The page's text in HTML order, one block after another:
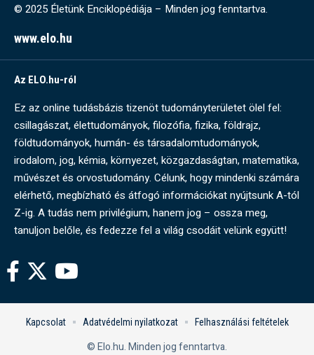
© 2025 Életünk Enciklopédiája – Minden jog fenntartva.
www.elo.hu
Az ELO.hu-ról
Ez az online tudásbázis tizenöt tudományterületet ölel fel:
csillagászat, élettudományok, filozófia, fizika, földrajz,
földtudományok, humán- és társadalomtudományok,
irodalom, jog, kémia, környezet, közgazdaságtan, matematika,
művészet és orvostudomány. Célunk, hogy mindenki számára
elérhető, megbízható és átfogó információkat nyújtsunk A-tól
Z-ig. A tudás nem privilégium, hanem jog – ossza meg,
tanuljon belőle, és fedezze fel a világ csodáit velünk együtt!
© Elo.hu. Minden jog fenntartva.
Kapcsolat Adatvédelmi nyilatkozat Felhasználási feltételek